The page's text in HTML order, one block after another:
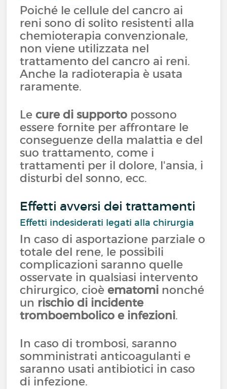
Poiché le cellule del cancro ai
reni sono di solito resistenti alla
chemioterapia convenzionale,
non viene utilizzata nel
trattamento del cancro ai reni.
Anche la radioterapia è usata
raramente.
Lecure di supporto possono
essere fornite per affrontare le
conseguenze della malattia e del
suo trattamento, come i
trattamenti per il dolore, l'ansia, i
disturbi del sonno, ecc.
Effetti avversi dei trattamenti
Effetti indesiderati legati alla chirurgia
In caso di asportazione parziale o
totale del rene, le possibili
complicazioni saranno quelle
osservate in qualsiasi intervento
chirurgico, cioèematomi nonché
un rischio di incidente
tromboembolico e infezioni.
In caso di trombosi, saranno
somministrati anticoagulanti e
saranno usati antibiotici in caso
di infezione.